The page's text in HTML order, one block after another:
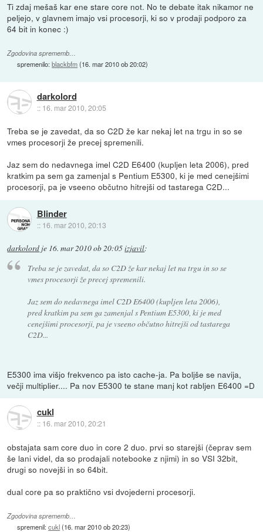
Ti zdaj mešaš kar ene stare core not. No te debate itak nikamor ne
peljejo, v glavnem imajo vsi procesorji, ki so v prodaji podporo za
64 bit in konec :)
Zgodovina sprememb…
spremenilo:blackbfm(16. mar 2010 ob 20:02)
darkolord
:: 16. mar 2010, 20:05
Treba se je zavedat, da so C2D že kar nekaj let na trgu in so se
vmes procesorji že precej spremenili.
Jaz sem do nedavnega imel C2D E6400 (kupljen leta 2006), pred
kratkim pa sem ga zamenjal s Pentium E5300, ki je med cenejšimi
procesorji, pa je vseeno občutno hitrejši od tastarega C2D...
Blinder
:: 16. mar 2010, 20:13
darkolord je 16. mar 2010 ob 20:05izjavil:
Treba se je zavedat, da so C2D že kar nekaj let na trgu in so se
vmes procesorji že precej spremenili.
Jaz sem do nedavnega imel C2D E6400 (kupljen leta 2006),
pred kratkim pa sem ga zamenjal s Pentium E5300, ki je med
cenejšimi procesorji, pa je vseeno občutno hitrejši od tastarega
C2D...
E5300 ima višjo frekvenco pa isto cache-ja. Pa boljše se navija,
večji multiplier.... Pa nov E5300 te stane manj kot rabljen E6400 =D
cukl
:: 16. mar 2010, 20:21
obstajata sam core duo in core 2 duo. prvi so starejši (čeprav sem
še lani videl, da so prodajali notebooke z njimi) in so VSI 32bit,
drugi so novejši in so 64bit.
dual core pa so praktično vsi dvojederni procesorji.
Zgodovina sprememb…
spremenil:cukl(16. mar 2010 ob 20:23)